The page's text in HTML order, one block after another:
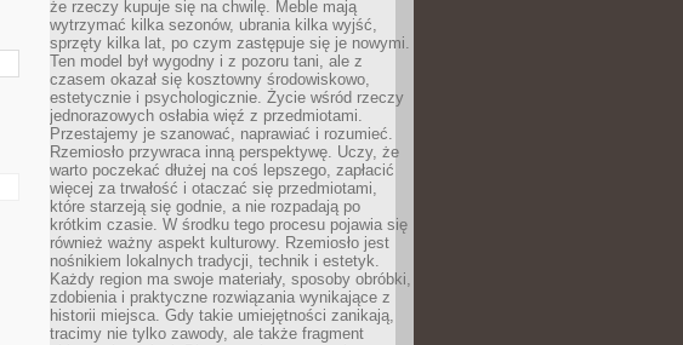
że rzeczy kupuje się na chwilę. Meble mają
wytrzymać kilka sezonów, ubrania kilka wyjść,
sprzęty kilka lat, po czym zastępuje się je nowymi.
Ten model był wygodny i z pozoru tani, ale z
czasem okazał się kosztowny środowiskowo,
estetycznie i psychologicznie. Życie wśród rzeczy
jednorazowych osłabia więź z przedmiotami.
Przestajemy je szanować, naprawiać i rozumieć.
Rzemiosło przywraca inną perspektywę. Uczy, że
warto poczekać dłużej na coś lepszego, zapłacić
więcej za trwałość i otaczać się przedmiotami,
które starzeją się godnie, a nie rozpadają po
krótkim czasie. W środku tego procesu pojawia się
również ważny aspekt kulturowy. Rzemiosło jest
nośnikiem lokalnych tradycji, technik i estetyk.
Każdy region ma swoje materiały, sposoby obróbki,
zdobienia i praktyczne rozwiązania wynikające z
historii miejsca. Gdy takie umiejętności zanikają,
tracimy nie tylko zawody, ale także fragment